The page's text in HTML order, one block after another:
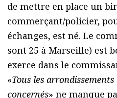
de mettre en place un
commerçant/policier,
échanges, est né. Le
sont 25 à Marseille) est
exerce dans le
«Tous les
concernés» ne manque